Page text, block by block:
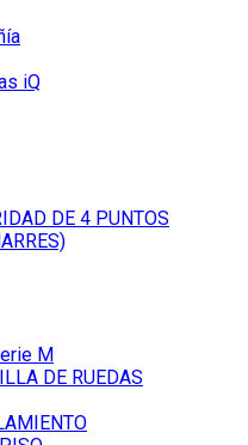
iQ
DE 4 PUNTOS
M
DE RUEDAS